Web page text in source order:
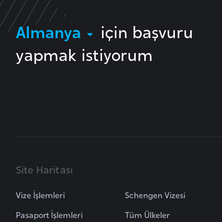
Almanya
için başvuru
yapmak istiyorum
Site Haritası
Vize İşlemleri
Pasaport İşlemleri
Schengen Vizesi
Tüm Ülkeler
u
m
h
u
r
z
y
i